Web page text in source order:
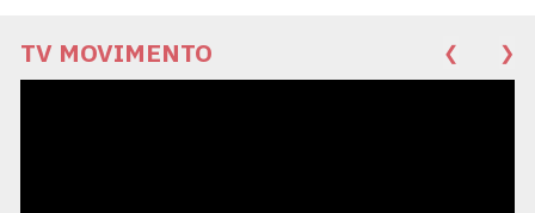
TV MOVIMENTO ❮ ❯